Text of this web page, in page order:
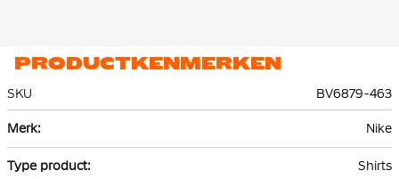
PRODUCTKENMERKEN
SKU
BV6879-463
informatie
Nike
Shirts